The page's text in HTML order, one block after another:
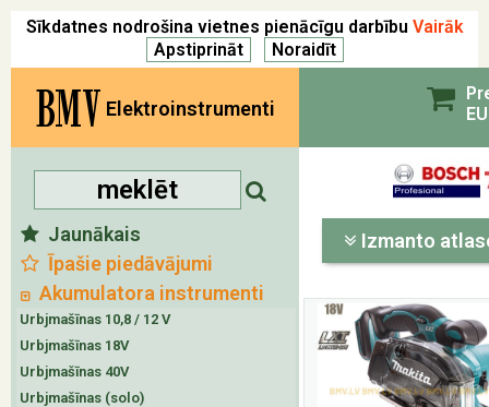
Sīkdatnes nodrošina vietnes pienācīgu darbību Vairāk
BMV Elektroinstrumenti
Jaunākais
Īpašie piedāvājumi
Akumulatora instrumenti
Urbjmašīnas 10,8 / 12 V
Urbjmašīnas 18V
Urbjmašīnas 40V
Urbjmašīnas (solo)
Izmanto